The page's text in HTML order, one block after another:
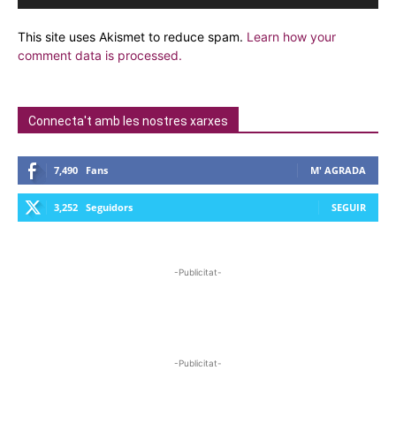
This site uses Akismet to reduce spam. Learn how your
comment data is processed.
Connecta't amb les nostres xarxes
7,490 Fans M' AGRADA
3,252 Seguidors SEGUIR
-Publicitat-
-Publicitat-